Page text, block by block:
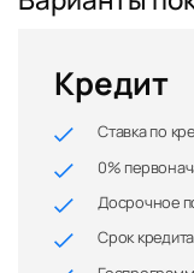
Кредит
Ставка по
0%
Досрочное
Срок